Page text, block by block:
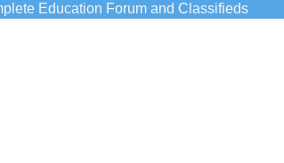
Education Forum and Classifieds